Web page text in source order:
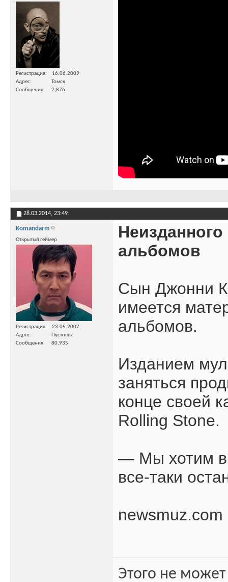
Регистрация
16.06.2009
Адрес
Томск
Сообщения
2,876
28.03.2014, 23:49
Komandarm
Открытый геймер
Регистрация
23.05.2007
Адрес
Пустошь
Сообщения
80,935
альбомов
Сын Джонни
имеется
альбомов.
Изданием
заняться
конце своей
Rolling Stone.
— Мы хотим
все-таки
newsmuz.com
Этого не